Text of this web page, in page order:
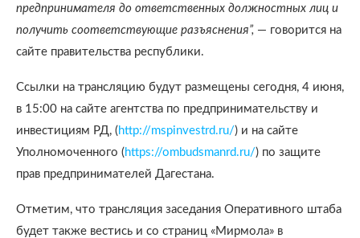
предпринимателя до ответственных должностных лиц и
получить соответствующие разъяснения”, — говорится на
сайте правительства республики.
Ссылки на трансляцию будут размещены сегодня, 4 июня,
в 15:00 на сайте агентства по предпринимательству и
инвестициям РД, ( http://mspinvestrd.ru/) и на сайте
Уполномоченного ( https://ombudsmanrd.ru/) по защите
прав предпринимателей Дагестана.
Отметим, что трансляция заседания Оперативного штаба
будет также вестись и со страниц «Мирмола» в